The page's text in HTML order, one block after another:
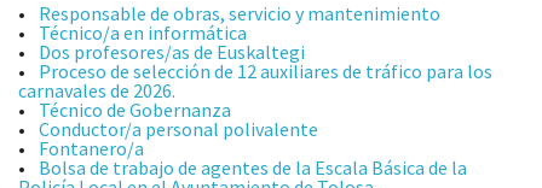
Responsable de obras, servicio y mantenimiento
Técnico/a en informática
Dos profesores/as de Euskaltegi
Proceso de selección de 12 auxiliares de tráfico para los
carnavales de 2026.
Técnico de Gobernanza
Conductor/a personal polivalente
Fontanero/a
Bolsa de trabajo de agentes de la Escala Básica de la